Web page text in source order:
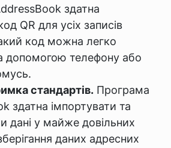
здатна
QR для усіх записів
код можна легко
допомогою телефону або
стандартів. Програма
здатна імпортувати та
дані у майже довільних
даних адресних